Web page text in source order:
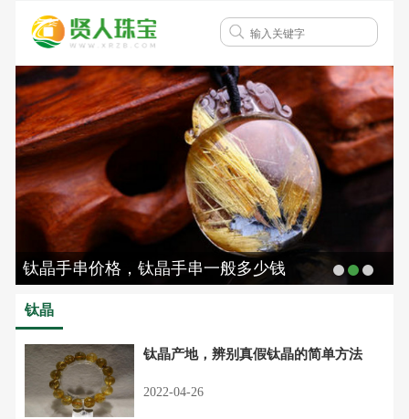
钛晶手串价格，钛晶手串一般多少钱
钛晶
钛晶产地，辨别真假钛晶的简单方法
2022-04-26